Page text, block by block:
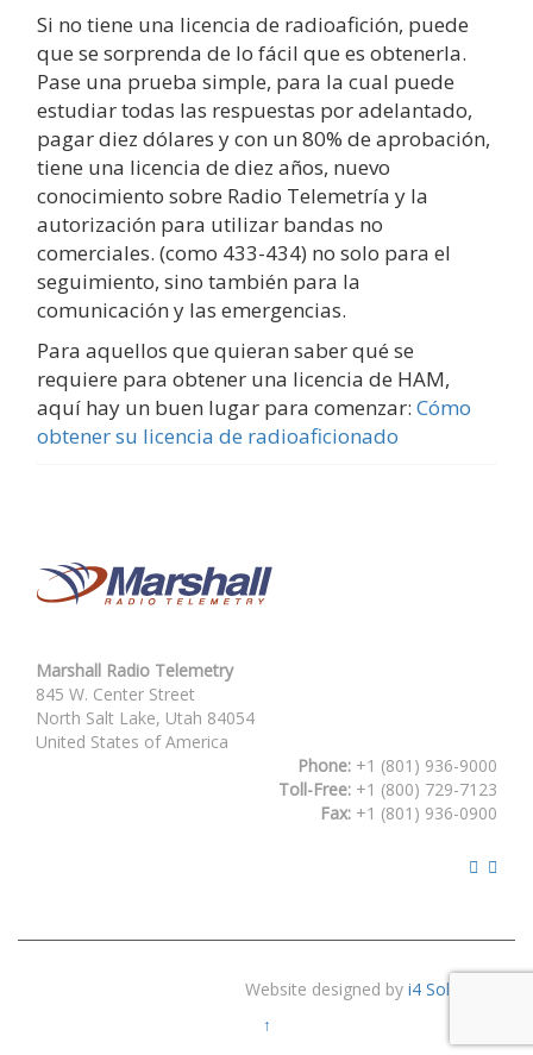
Si no tiene una licencia de radioafición, puede
que se sorprenda de lo fácil que es obtenerla.
Pase una prueba simple, para la cual puede
estudiar todas las respuestas por adelantado,
pagar diez dólares y con un 80% de aprobación,
tiene una licencia de diez años, nuevo
conocimiento sobre Radio Telemetría y la
autorización para utilizar bandas no
comerciales. (como 433-434) no solo para el
seguimiento, sino también para la
comunicación y las emergencias.
Para aquellos que quieran saber qué se
requiere para obtener una licencia de HAM,
aquí hay un buen lugar para comenzar: Cómo
obtener su licencia de radioaficionado
Marshall Radio Telemetry
845 W. Center Street
North Salt Lake, Utah 84054
United States of America
Phone: +1 (801) 936-9000
Toll-Free: +1 (800) 729-7123
Fax: +1 (801) 936-0900
Website designed by i4 Solutions
↑